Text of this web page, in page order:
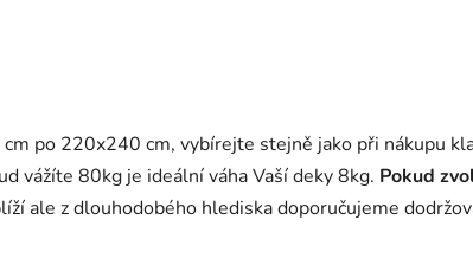
po 220x240 cm, vybírejte stejně jako při nákupu
vážíte 80kg je ideální váha Vaší deky 8kg. Pokud
ale z dlouhodobého hlediska doporučujeme